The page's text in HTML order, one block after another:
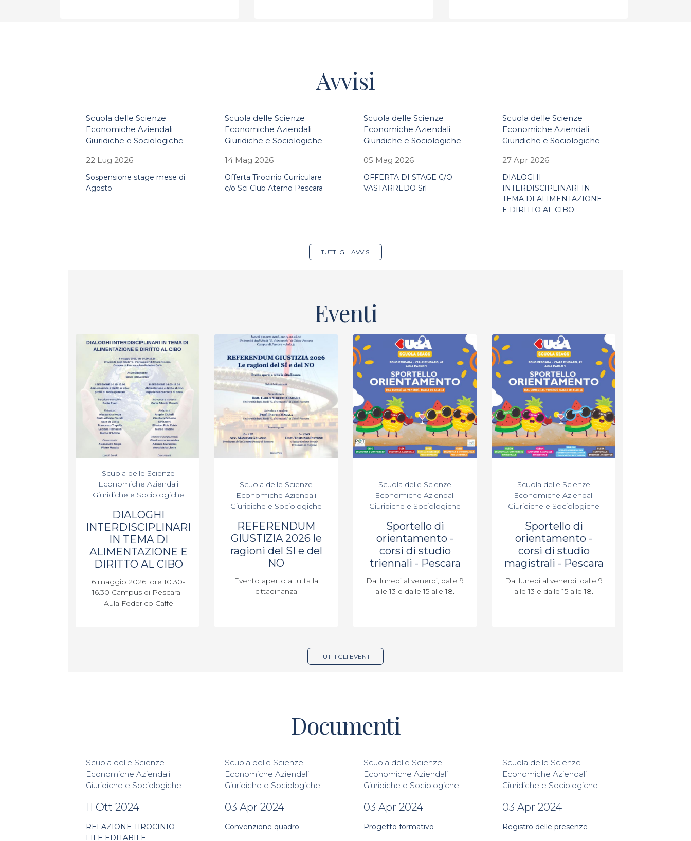
Avvisi
Scuola delle Scienze
Economiche Aziendali
Giuridiche e Sociologiche
22 Lug 2026
Sospensione stage mese di
Agosto
Scuola delle Scienze
Economiche Aziendali
Giuridiche e Sociologiche
14 Mag 2026
Offerta Tirocinio Curriculare
c/o Sci Club Aterno Pescara
Scuola delle Scienze
Economiche Aziendali
Giuridiche e Sociologiche
05 Mag 2026
OFFERTA DI STAGE C/O
VASTARREDO Srl
Scuola delle Scienze
Economiche Aziendali
Giuridiche e Sociologiche
27 Apr 2026
DIALOGHI
INTERDISCIPLINARI IN
TEMA DI ALIMENTAZIONE
E DIRITTO AL CIBO
TUTTI GLI AVVISI
Eventi
Scuola delle Scienze
Economiche Aziendali
Giuridiche e Sociologiche
DIALOGHI
INTERDISCIPLINARI
IN TEMA DI
ALIMENTAZIONE E
DIRITTO AL CIBO
6 maggio 2026, ore 10.30-
16.30 Campus di Pescara -
Aula Federico Caffè
Scuola delle Scienze
Economiche Aziendali
Giuridiche e Sociologiche
REFERENDUM
GIUSTIZIA 2026 le
ragioni del SI e del
NO
Evento aperto a tutta la
cittadinanza
Scuola delle Scienze
Economiche Aziendali
Giuridiche e Sociologiche
Sportello di
orientamento -
corsi di studio
triennali - Pescara
Dal lunedì al venerdì, dalle 9
alle 13 e dalle 15 alle 18.
Scuola delle Scienze
Economiche Aziendali
Giuridiche e Sociologiche
Sportello di
orientamento -
corsi di studio
magistrali - Pescara
Dal lunedì al venerdì, dalle 9
alle 13 e dalle 15 alle 18.
TUTTI GLI EVENTI
Documenti
Scuola delle Scienze
Economiche Aziendali
Giuridiche e Sociologiche
11 Ott 2024
RELAZIONE TIROCINIO -
FILE EDITABILE
Scuola delle Scienze
Economiche Aziendali
Giuridiche e Sociologiche
03 Apr 2024
Convenzione quadro
Scuola delle Scienze
Economiche Aziendali
Giuridiche e Sociologiche
03 Apr 2024
Progetto formativo
Scuola delle Scienze
Economiche Aziendali
Giuridiche e Sociologiche
03 Apr 2024
Registro delle presenze